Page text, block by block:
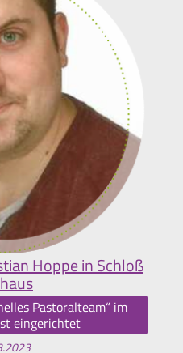
Hoppe in Schloß
Pastoralteam“ im
eingerichtet